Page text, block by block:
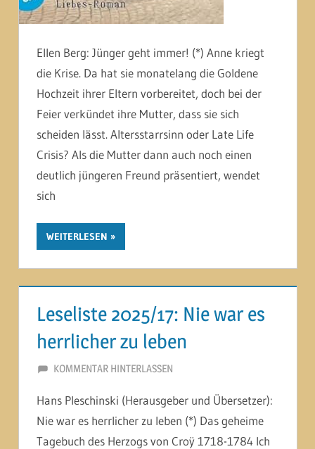
Ellen Berg: Jünger geht immer! (*) Anne kriegt
die Krise. Da hat sie monatelang die Goldene
Hochzeit ihrer Eltern vorbereitet, doch bei der
Feier verkündet ihre Mutter, dass sie sich
scheiden lässt. Altersstarrsinn oder Late Life
Crisis? Als die Mutter dann auch noch einen
deutlich jüngeren Freund präsentiert, wendet
sich
WEITERLESEN
Leseliste 2025/17: Nie war es
herrlicher zu leben
2. OKTOBER 2025
MARTINA BERG
KOMMENTAR HINTERLASSEN
Hans Pleschinski (Herausgeber und Übersetzer):
Nie war es herrlicher zu leben (*) Das geheime
Tagebuch des Herzogs von Croÿ 1718-1784 Ich